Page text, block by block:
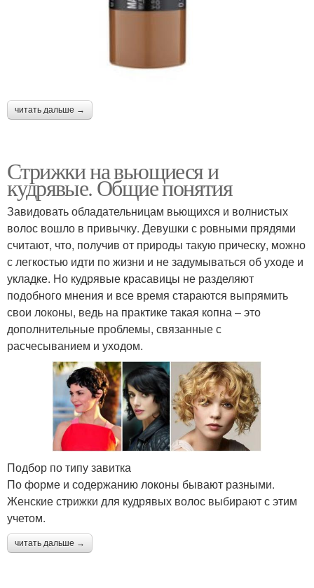
читать дальше →
Стрижки на вьющиеся и
кудрявые. Общие понятия
Завидовать обладательницам вьющихся и волнистых
волос вошло в привычку. Девушки с ровными прядями
считают, что, получив от природы такую прическу, можно
с легкостью идти по жизни и не задумываться об уходе и
укладке. Но кудрявые красавицы не разделяют
подобного мнения и все время стараются выпрямить
свои локоны, ведь на практике такая копна – это
дополнительные проблемы, связанные с
расчесыванием и уходом.
Подбор по типу завитка
По форме и содержанию локоны бывают разными.
Женские стрижки для кудрявых волос выбирают с этим
учетом.
читать дальше →